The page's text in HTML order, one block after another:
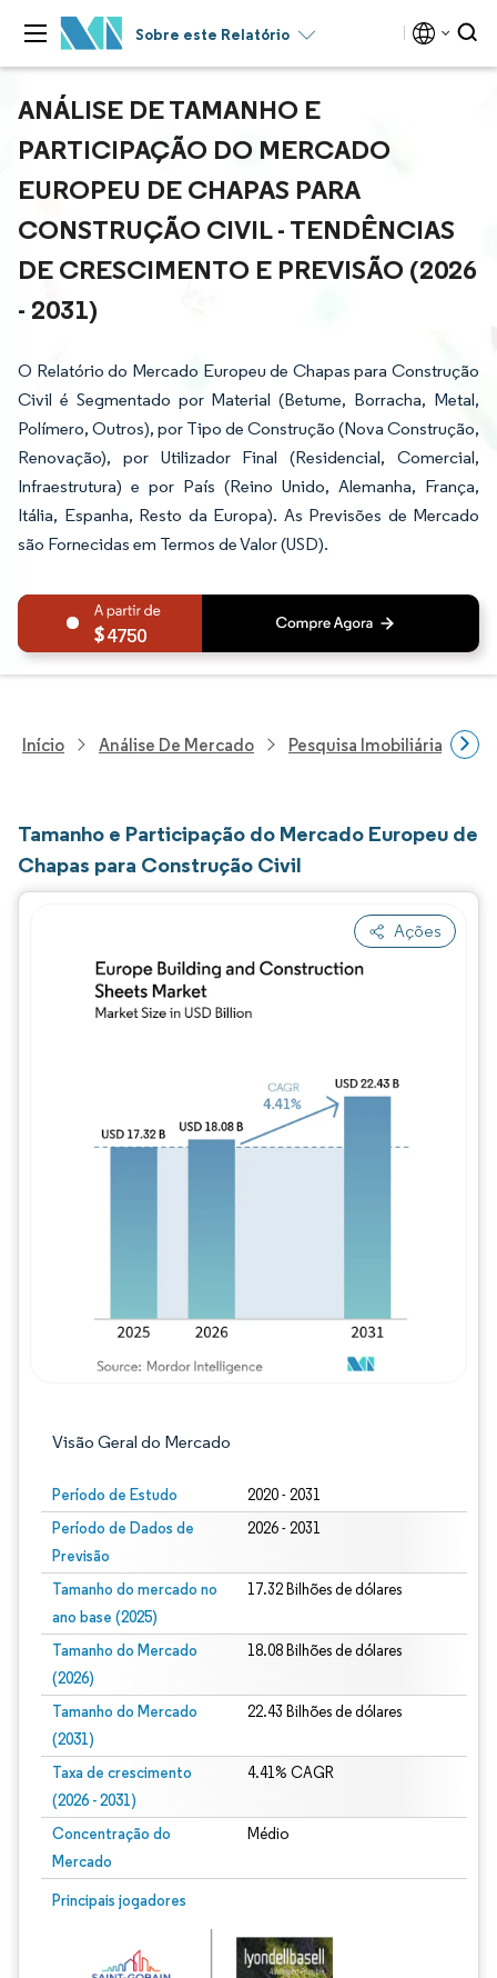
Sobre este Relatório
ANÁLISE DE TAMANHO E
PARTICIPAÇÃO DO MERCADO
EUROPEU DE CHAPAS PARA
CONSTRUÇÃO CIVIL - TENDÊNCIAS
DE CRESCIMENTO E PREVISÃO (2026
- 2031)
O Relatório do Mercado Europeu de Chapas para Construção
Civil é Segmentado por Material (Betume, Borracha, Metal,
Polímero, Outros), por Tipo de Construção (Nova Construção,
Renovação), por Utilizador Final (Residencial, Comercial,
Infraestrutura) e por País (Reino Unido, Alemanha, França,
Itália, Espanha, Resto da Europa). As Previsões de Mercado
são Fornecidas em Termos de Valor (USD).
4750
Início Análise De Mercado Pesquisa Imobiliária E De
Tamanho e Participação do Mercado Europeu de
Chapas para Construção Civil
Ações
Visão Geral do Mercado
Período de Estudo 2020 - 2031
Período de Dados de
Previsão
2026 - 2031
Tamanho do mercado no
ano base (2025)
17.32 Bilhões de dólares
Tamanho do Mercado
(2026)
18.08 Bilhões de dólares
Tamanho do Mercado
(2031)
22.43 Bilhões de dólares
Taxa de crescimento
(2026 - 2031)
4.41% CAGR
Concentração do
Mercado
Médio
Principais jogadores
Imagem © Mordor Intelligence. O reuso requer atribuição conforme CC BY 4.0.